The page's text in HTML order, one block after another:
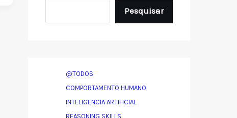
Pesquisar
@TODOS
COMPORTAMENTO HUMANO
INTELIGENCIA ARTIFICIAL
REASONING SKILLS